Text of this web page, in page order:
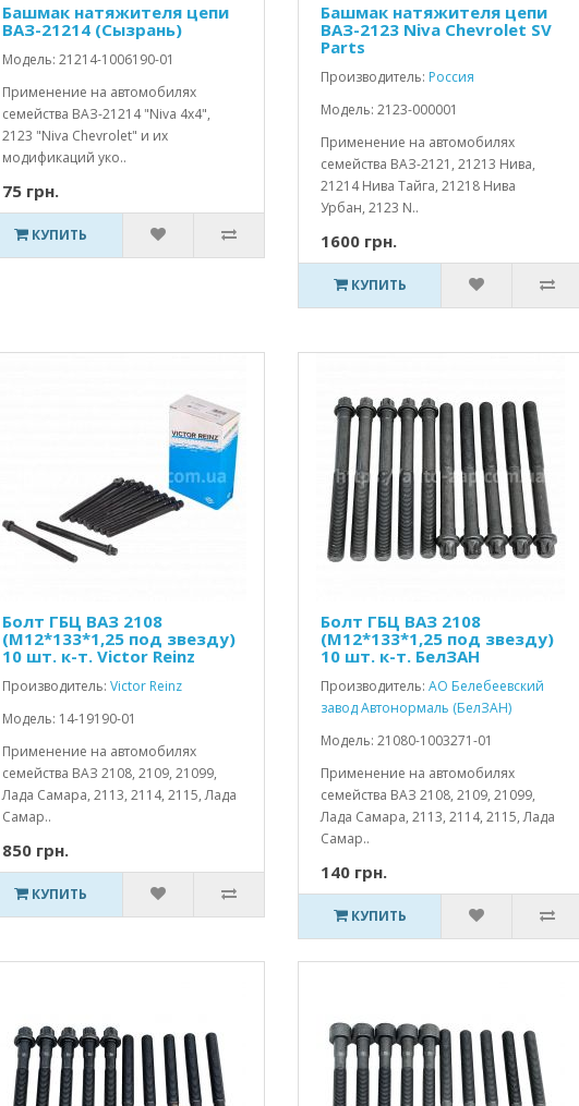
Башмак натяжителя цепи
ВАЗ-21214 (Сызрань)
Модель: 21214-1006190-01
Применение на автомобилях
семейства ВАЗ-21214 "Niva 4x4",
2123 "Niva Chevrolet" и их
модификаций уко..
75 грн.
КУПИТЬ
Башмак натяжителя цепи
ВАЗ-2123 Niva Chevrolet SV
Parts
Производитель: Россия
Модель: 2123-000001
Применение на автомобилях
семейства ВАЗ-2121, 21213 Нива,
21214 Нива Тайга, 21218 Нива
Урбан, 2123 N..
1600 грн.
КУПИТЬ
Болт ГБЦ ВАЗ 2108
(М12*133*1,25 под звезду)
10 шт. к-т. Victor Reinz
Производитель: Victor Reinz
Модель: 14-19190-01
Применение на автомобилях
семейства ВАЗ 2108, 2109, 21099,
Лада Самара, 2113, 2114, 2115, Лада
Самар..
850 грн.
КУПИТЬ
Болт ГБЦ ВАЗ 2108
(М12*133*1,25 под звезду)
10 шт. к-т. БелЗАН
Производитель: АО Белебеевский
завод Автонормаль (БелЗАН)
Модель: 21080-1003271-01
Применение на автомобилях
семейства ВАЗ 2108, 2109, 21099,
Лада Самара, 2113, 2114, 2115, Лада
Самар..
140 грн.
КУПИТЬ